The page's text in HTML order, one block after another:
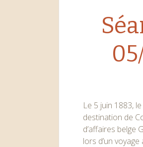
Le 5 juin 1883,
destination de
d’affaires belge
lors d’un